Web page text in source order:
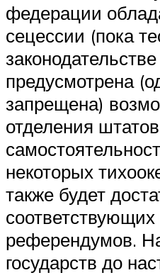
федерации
сецессии (пока
предусмотрена
запрещена)
отделения
некоторых
также будет
соответствующих
референдумов.
государств до